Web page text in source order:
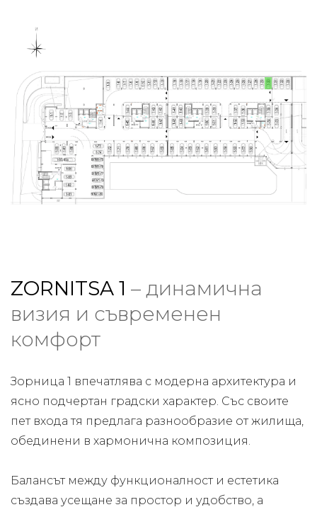
ZORNITSA 1 – динамична
визия и съвременен
комфорт
Зорница 1 впечатлява с модерна архитектура и
ясно подчертан градски характер. Със своите
пет входа тя предлага разнообразие от жилища,
обединени в хармонична композиция.
Балансът между функционалност и естетика
създава усещане за простор и удобство, а